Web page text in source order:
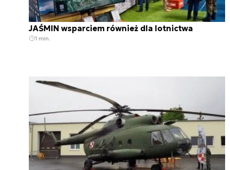
JAŚMIN wsparciem również dla lotnictwa
1 min.